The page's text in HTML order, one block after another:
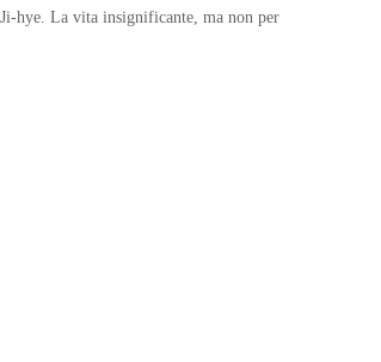
hye. La vita insignificante, ma non per